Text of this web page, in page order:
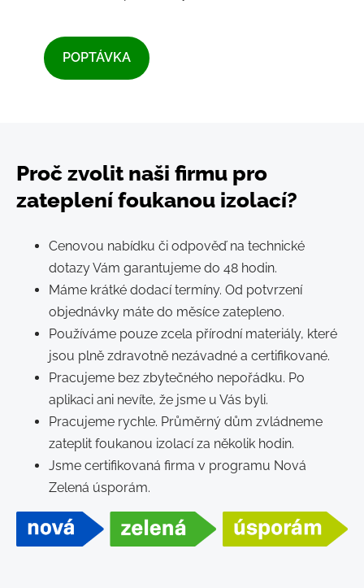
​POPTÁVKA​
Proč zvolit naši firmu pro
zateplení foukanou izolací?
Cenovou nabídku či odpověď na technické
dotazy Vám garantujeme do 48 hodin.
Máme krátké dodací termíny. Od potvrzení
objednávky máte do měsíce zatepleno.
Používáme pouze zcela přírodní materiály, které
jsou plně zdravotně nezávadné a certifikované.
Pracujeme bez zbytečného nepořádku. Po
aplikaci ani nevíte, že jsme u Vás byli.
Pracujeme rychle. Průměrný dům zvládneme
zateplit foukanou izolací za několik hodin.
Jsme certifikovaná firma v programu Nová
Zelená úsporám.